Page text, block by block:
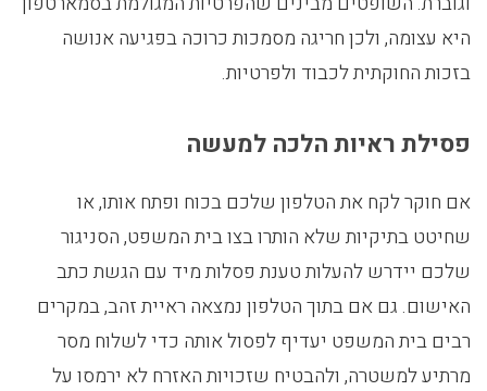
היא עצומה, ולכן חריגה מסמכות כרוכה בפגיעה אנושה
בזכות החוקתית לכבוד ולפרטיות.
פסילת ראיות הלכה למעשה
אם חוקר לקח את הטלפון שלכם בכוח ופתח אותו, או
שחיטט בתיקיות שלא הותרו בצו בית המשפט, הסניגור
שלכם יידרש להעלות טענת פסלות מיד עם הגשת כתב
האישום. גם אם בתוך הטלפון נמצאה ראיית זהב, במקרים
רבים בית המשפט יעדיף לפסול אותה כדי לשלוח מסר
מרתיע למשטרה, ולהבטיח שזכויות האזרח לא ירמסו על